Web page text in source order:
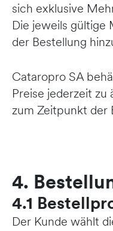
sich exklusive
Die jeweils
der Bestellung
Cataropro SA
Preise jederzeit zu
zum Zeitpunkt der
4.
4.1
Der Kunde wählt